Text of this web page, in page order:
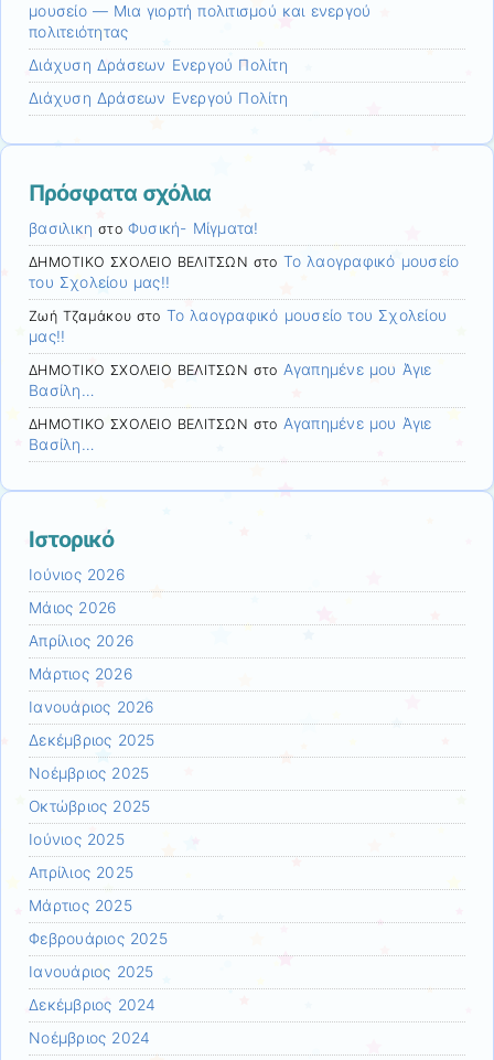
μουσείο — Μια γιορτή πολιτισμού και ενεργού
πολιτειότητας
Διάχυση Δράσεων Ενεργού Πολίτη
Διάχυση Δράσεων Ενεργού Πολίτη
Πρόσφατα σχόλια
βασιλικη στο Φυσική- Μίγματα!
ΔΗΜΟΤΙΚΟ ΣΧΟΛΕΙΟ ΒΕΛΙΤΣΩΝ στο Το λαογραφικό μουσείο
του Σχολείου μας!!
Ζωή Τζαμάκουστο Το λαογραφικό μουσείο του Σχολείου
μας!!
ΔΗΜΟΤΙΚΟ ΣΧΟΛΕΙΟ ΒΕΛΙΤΣΩΝ στο Αγαπημένε μου Άγιε
Βασίλη…
ΔΗΜΟΤΙΚΟ ΣΧΟΛΕΙΟ ΒΕΛΙΤΣΩΝ στο Αγαπημένε μου Άγιε
Βασίλη…
Ιστορικό
Ιούνιος 2026
Μάιος 2026
Απρίλιος 2026
Μάρτιος 2026
Ιανουάριος 2026
Δεκέμβριος 2025
Νοέμβριος 2025
Οκτώβριος 2025
Ιούνιος 2025
Απρίλιος 2025
Μάρτιος 2025
Φεβρουάριος 2025
Ιανουάριος 2025
Δεκέμβριος 2024
Νοέμβριος 2024